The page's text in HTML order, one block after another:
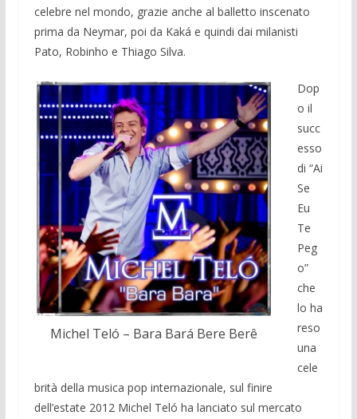
celebre nel mondo, grazie anche al balletto inscenato
prima da Neymar, poi da Kaká e quindi dai milanisti
Pato, Robinho e Thiago Silva.
Michel Teló – Bara Bará Bere Berê
Dop
o il
succ
esso
di “Ai
Se
Eu
Te
Peg
o”
che
lo ha
reso
una
cele
brità della musica pop internazionale, sul finire
dell’estate 2012 Michel Teló ha lanciato sul mercato